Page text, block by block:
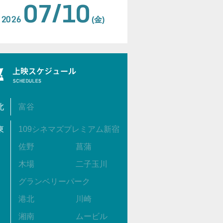
2026 07/10 (金)
富谷
109シネマズプレミアム新宿
佐野 菖蒲
木場 二子玉川
グランベリーパーク
港北 川崎
湘南 ムービル